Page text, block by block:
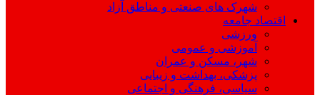
شهرک های صنعتی و مناطق آزاد
اقتصاد جامعه
ورزشی
آموزشی و عمومی
شهر، مسکن و عمران
پزشکی، بهداشت و زیبایی
سیاسی، فرهنگی و اجتماعی